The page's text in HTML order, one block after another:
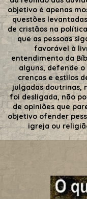
objetivo é apenas
questões
de cristãos na
que as pessoas
favorável à
entendimento da
alguns, defende
crenças e estilos
julgadas doutrinas,
foi desligada, não
de opiniões que
objetivo ofender
igreja ou